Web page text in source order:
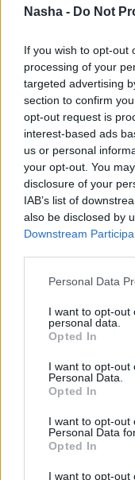
Nasha - Do Not
If you wish to opt-out
processing of your
targeted advertising
section to confirm
opt-out request is
interest-based ads
us or personal
your opt-out. You
disclosure of your
IAB’s list of
also be disclosed by
Downstream
Personal Data
I want to opt-out
personal data.
Opted In
I want to opt-out
Personal Data.
Opted In
I want to opt-out
Personal Data
Opted In
I want to opt-out